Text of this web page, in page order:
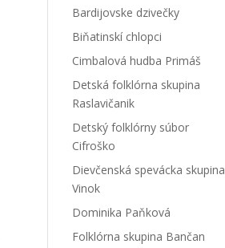
Bardijovske dzivečky
Biňatinskí chlopci
Cimbalová hudba Primáš
Detská folklórna skupina
Raslavičanik
Detský folklórny súbor
Cifroško
Dievčenská spevácka skupina
Vinok
Dominika Paňková
Folklórna skupina Bančan